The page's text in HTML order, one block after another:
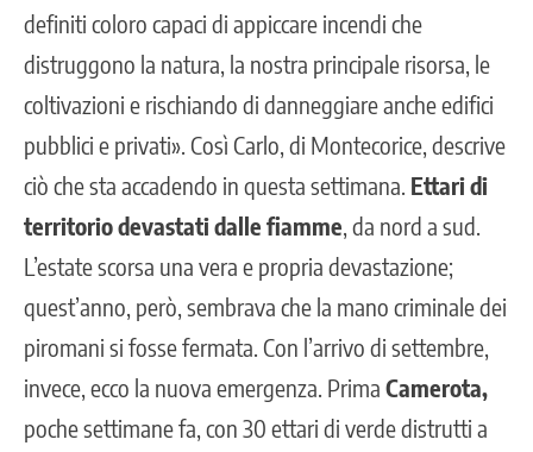
definiti coloro capaci di appiccare incendi che
distruggono la natura, la nostra principale risorsa, le
coltivazioni e rischiando di danneggiare anche edifici
pubblici e privati». Così Carlo, di Montecorice, descrive
ciò che sta accadendo in questa settimana. Ettari di
territorio devastati dalle fiamme, da nord a sud.
L’estate scorsa una vera e propria devastazione;
quest’anno, però, sembrava che la mano criminale dei
piromani si fosse fermata. Con l’arrivo di settembre,
invece, ecco la nuova emergenza. Prima Camerota,
poche settimane fa, con 30 ettari di verde distrutti a